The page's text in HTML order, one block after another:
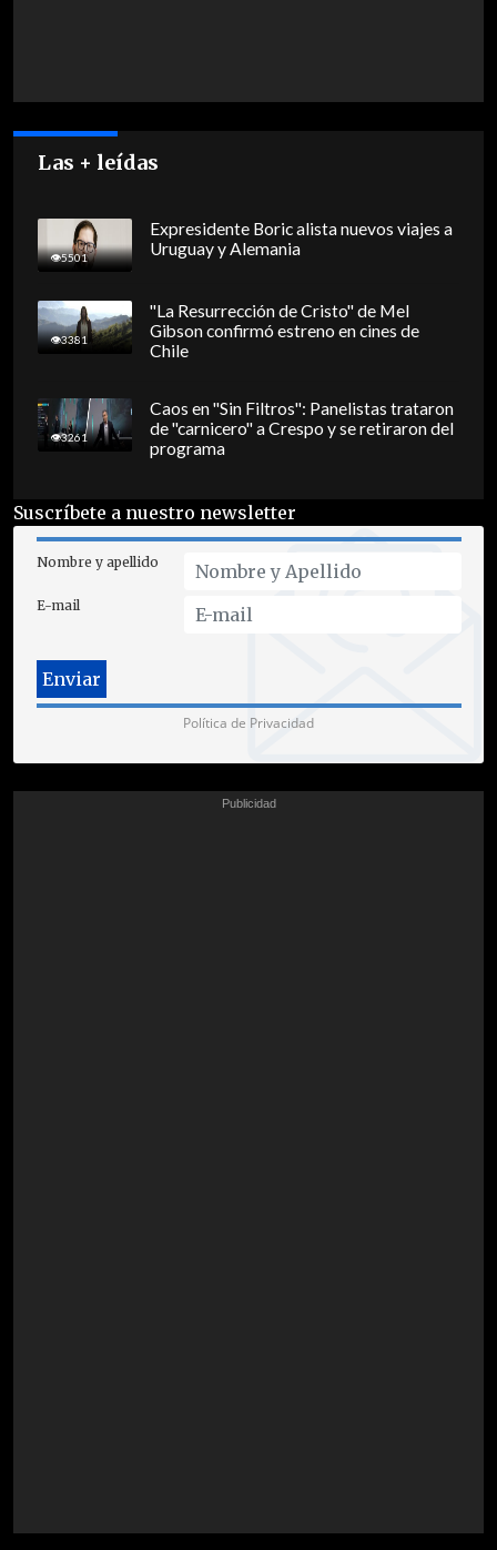
Las + leídas
5501
Expresidente Boric alista nuevos viajes a
Uruguay y Alemania
3381
"La Resurrección de Cristo" de Mel
Gibson confirmó estreno en cines de
Chile
3261
Caos en "Sin Filtros": Panelistas trataron
de "carnicero" a Crespo y se retiraron del
programa
Suscríbete a nuestro newsletter
Nombre y apellido
E-mail
Política de Privacidad